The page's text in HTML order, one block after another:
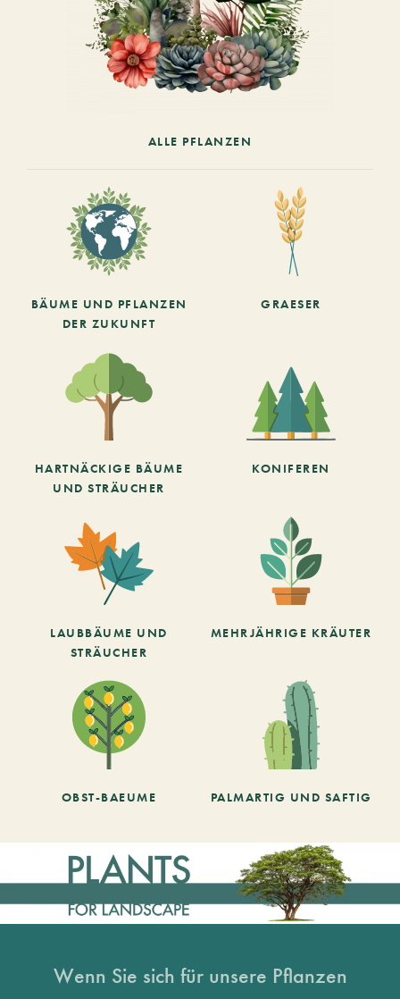
ALLE PFLANZEN
BÄUME UND PFLANZEN
DER ZUKUNFT
GRAESER
HARTNÄCKIGE BÄUME
UND STRÄUCHER
KONIFEREN
LAUBBÄUME UND
STRÄUCHER
MEHRJÄHRIGE KRÄUTER
OBST-BAEUME PALMARTIG UND SAFTIG
Wenn Sie sich für unsere Pflanzen